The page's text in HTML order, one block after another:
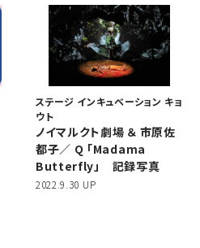
ステージ インキュベーション キョ
ウト
ノイマルクト劇場 ＆ 市原佐
都子／ Q 「Madama
Butterfly」 記録写真
2022.9.30 UP